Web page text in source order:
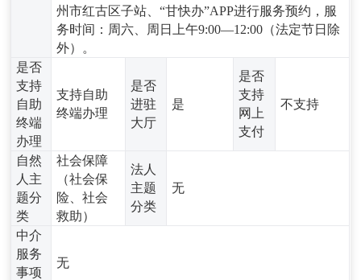
州市红古区子站、“甘快办”APP进行服务预约，服
务时间：周六、周日上午9:00—12:00（法定节日除
外）。
是否
支持
自助
终端
办理
支持自助
终端办理
是否
进驻
大厅
是
是否
支持
网上
支付
不支持
自然
人主
题分
类
社会保障
（社会保
险、社会
救助）
法人
主题
分类
无
中介
服务
事项
无